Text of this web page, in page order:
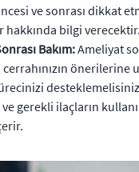
ve sonrası dikkat
hakkında bilgi verecektir.
Bakım:Ameliyat
önerilerine
gerekli ilaçların